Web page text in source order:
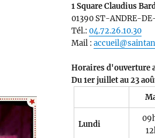
1 Square Claudius
01390 ST-ANDRE-DE-
Tél.:04.72.26.10.30
Mail :
Horaires d'ouverture
Du 1er juillet au 23
Lundi